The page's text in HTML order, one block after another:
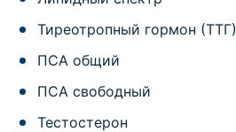
Тиреотропный гормон (ТТГ)
ПСА общий
ПСА свободный
Тестостерон